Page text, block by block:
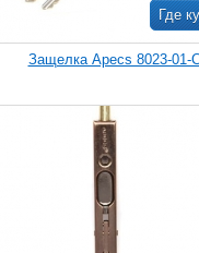
Где
Защелка Apecs 8023-01-